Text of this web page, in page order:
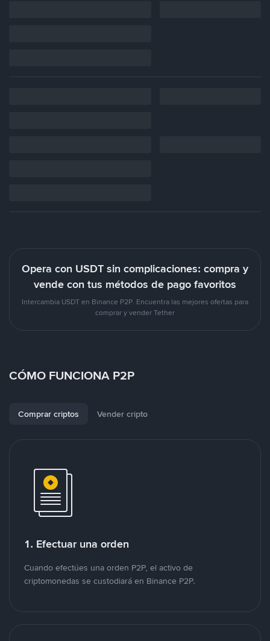
Opera con USDT sin complicaciones: compra y
vende con tus métodos de pago favoritos
Intercambia USDT en Binance P2P. Encuentra las mejores ofertas para
comprar y vender Tether
CÓMO FUNCIONA P2P
Comprar criptos Vender cripto
1. Efectuar una orden
Cuando efectúes una orden P2P, el activo de
criptomonedas se custodiará en Binance P2P.